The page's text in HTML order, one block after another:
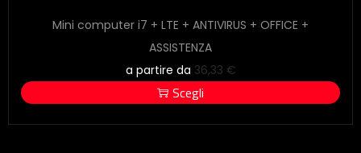
Mini computer i7 + LTE + ANTIVIRUS + OFFICE +
ASSISTENZA
a partire da 36,33 €
Scegli